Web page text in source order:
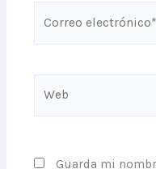
Guarda mi